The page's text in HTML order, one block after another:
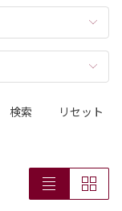
検索 リセット